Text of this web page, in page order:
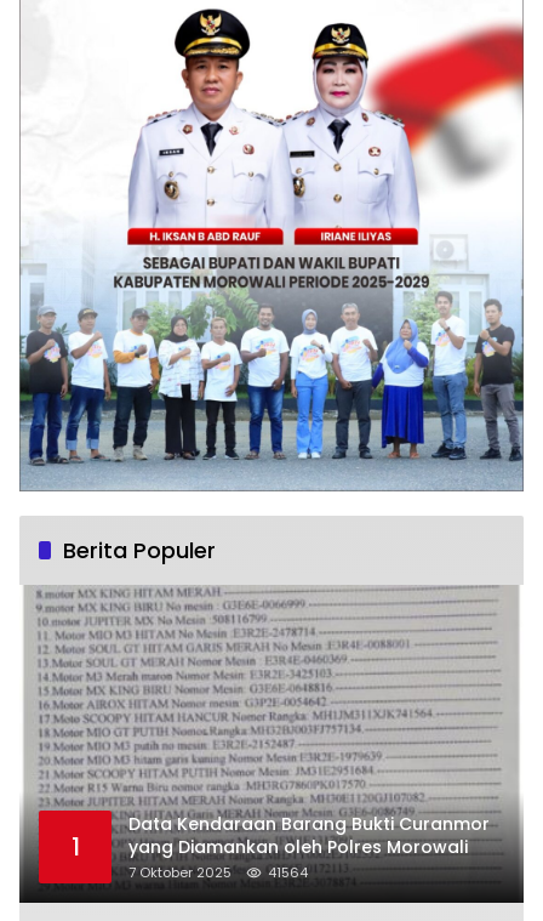
Berita Populer
1
Data Kendaraan Barang Bukti Curanmor
yang Diamankan oleh Polres Morowali
7 Oktober 2025 41564